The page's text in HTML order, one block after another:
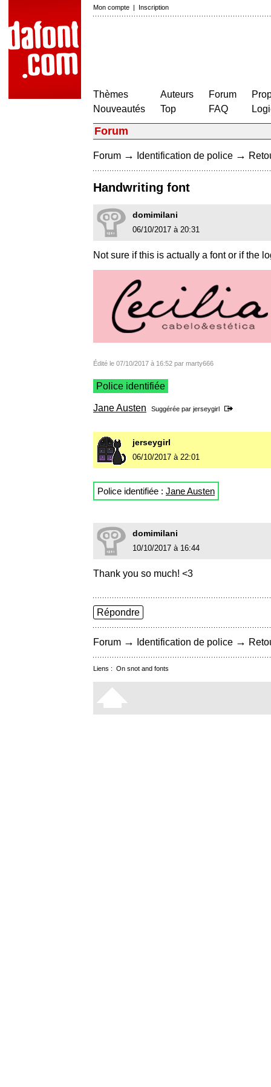
Mon compte | Inscription
Thèmes
Nouveautés
Auteurs
Top
Forum
FAQ
Forum
Forum → Identification de police →
Handwriting font
domimilani
06/10/2017 à 20:31
Not sure if this is actually a font or if the
Édité le 07/10/2017 à 16:52 par marty666
Police identifiée
Jane Austen Suggérée par jerseygirl
jerseygirl
06/10/2017 à 22:01
Police identifiée : Jane Austen
domimilani
10/10/2017 à 16:44
Thank you so much! <3
Répondre
Forum → Identification de police →
Liens : On snot and fonts